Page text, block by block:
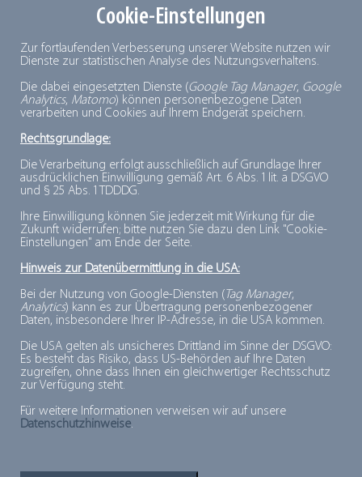
Cookie-Einstellungen
Zur fortlaufenden Verbesserung unserer Website nutzen wir
Dienste zur statistischen Analyse des Nutzungsverhaltens.
Die dabei eingesetzten Dienste (Google Tag Manager, Google
Analytics, Matomo) können personenbezogene Daten
verarbeiten und Cookies auf Ihrem Endgerät speichern.
Rechtsgrundlage:
Die Verarbeitung erfolgt ausschließlich auf Grundlage Ihrer
ausdrücklichen Einwilligung gemäß Art. 6 Abs. 1 lit. a DSGVO
und § 25 Abs. 1 TDDDG.
Ihre Einwilligung können Sie jederzeit mit Wirkung für die
Zukunft widerrufen; bitte nutzen Sie dazu den Link "Cookie-
Einstellungen" am Ende der Seite.
Hinweis zur Datenübermittlung in die USA:
Bei der Nutzung von Google-Diensten (Tag Manager,
Analytics) kann es zur Übertragung personenbezogener
Daten, insbesondere Ihrer IP-Adresse, in die USA kommen.
Die USA gelten als unsicheres Drittland im Sinne der DSGVO:
Es besteht das Risiko, dass US-Behörden auf Ihre Daten
zugreifen, ohne dass Ihnen ein gleichwertiger Rechtsschutz
zur Verfügung steht.
Für weitere Informationen verweisen wir auf unsere
Datenschutzhinweise.
BACKWAREN
BETRIEBSSTÖRUNG
BIO-TIEFKÜHLPRODUKTE
BIRDSEYE, CLARENCE